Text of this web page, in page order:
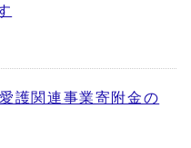
護関連事業寄附金の